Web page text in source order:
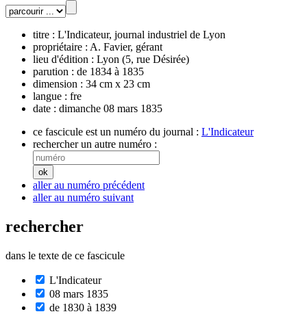
titre : L'Indicateur, journal industriel de Lyon
propriétaire : A. Favier, gérant
lieu d'édition : Lyon (5, rue Désirée)
parution : de 1834 à 1835
dimension : 34 cm x 23 cm
langue : fre
date : dimanche 08 mars 1835
ce fascicule est un numéro du journal : L'Indicateur
rechercher un autre numéro :
aller au numéro précédent
aller au numéro suivant
rechercher
dans le texte de ce fascicule
L'Indicateur
08 mars 1835
de 1830 à 1839